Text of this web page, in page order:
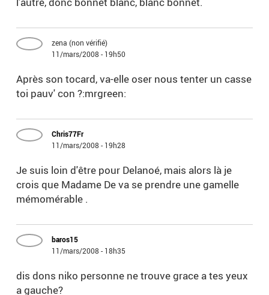
zena (non vérifié)
11/mars/2008 - 19h50
Après son tocard, va-elle oser nous tenter un casse
toi pauv' con ?:mrgreen:
Chris77Fr
11/mars/2008 - 19h28
Je suis loin d'être pour Delanoé, mais alors là je
crois que Madame De va se prendre une gamelle
mémomérable .
baros15
11/mars/2008 - 18h35
dis dons niko personne ne trouve grace a tes yeux
a gauche?